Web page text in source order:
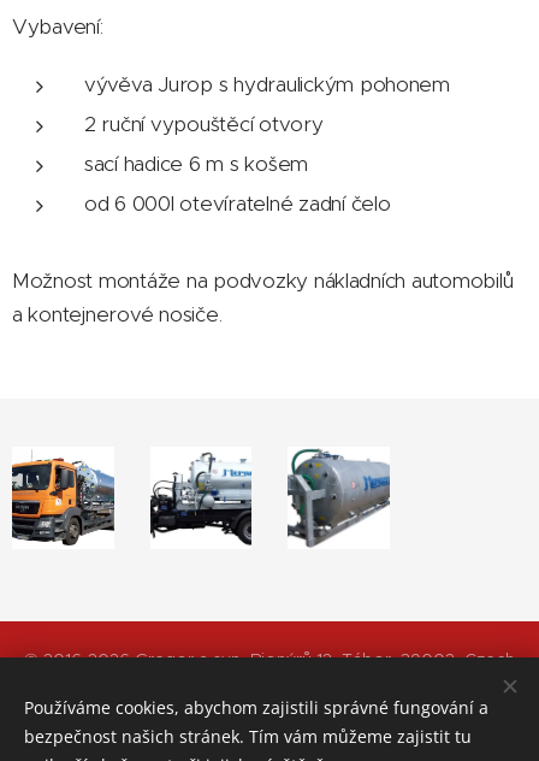
Vybavení:
vývěva Jurop s hydraulickým pohonem
2 ruční vypouštěcí otvory
sací hadice 6 m s košem
od 6 000l otevíratelné zadní čelo
Možnost montáže na podvozky nákladních automobilů
a kontejnerové nosiče.
© 2016-2026 Gregor a syn, Pionýrů 12, Tábor, 39002, Czech
Obchodní podmínky|Reklamace zboží|Ochrana osobních
Používáme cookies, abychom zajistili správné fungování a
bezpečnost našich stránek. Tím vám můžeme zajistit tu